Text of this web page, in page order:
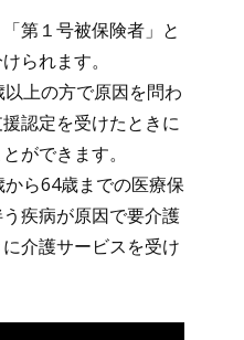
第１号被保険者」と
られます。
上の方で原因を問わ
認定を受けたときに
ができます。
ら64歳までの医療保
疾病が原因で要介護
介護サービスを受け